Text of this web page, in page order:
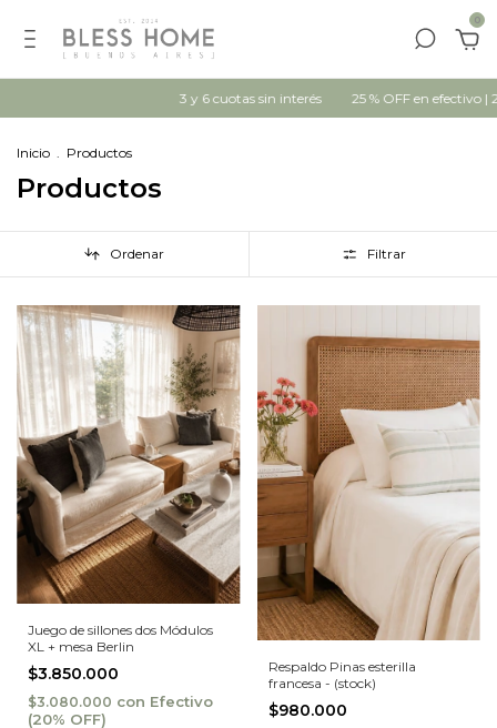
0
3 y 6 cuotas sin interés 25 % OFF en efectivo | 20% OFF con
Inicio . Productos
Productos
Ordenar Filtrar
Juego de sillones dos Módulos
XL + mesa Berlin
$3.850.000
$3.080.000 con Efectivo
Respaldo Pinas esterilla
francesa - (stock)
$980.000